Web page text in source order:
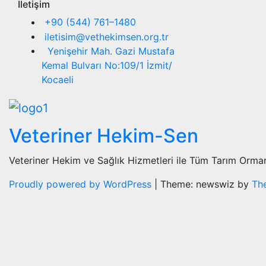
İletişim
+90 (544) 761–1480
iletisim@vethekimsen.org.tr
Yenişehir Mah. Gazi Mustafa
Kemal Bulvarı No:109/1 İzmit/
Kocaeli
Veteriner Hekim-Sen
Veteriner Hekim ve Sağlık Hizmetleri ile Tüm Tarım
Proudly powered by WordPress
Theme: newswiz by